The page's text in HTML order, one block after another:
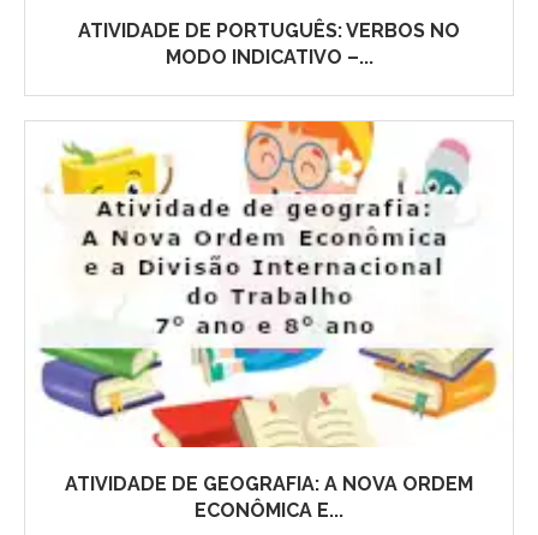
ATIVIDADE DE PORTUGUÊS: VERBOS NO
MODO INDICATIVO –...
ATIVIDADE DE GEOGRAFIA: A NOVA ORDEM
ECONÔMICA E...